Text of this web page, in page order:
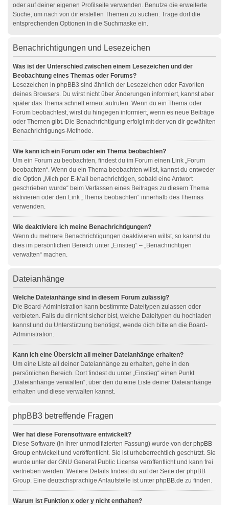
oder auf deiner eigenen Profilseite verwenden. Benutze die erweiterte
Suche, um nach von dir erstellen Themen zu suchen. Trage dort die
entsprechenden Optionen in die Suchmaske ein.
Benachrichtigungen und Lesezeichen
Was ist der Unterschied zwischen einem Lesezeichen und der
Beobachtung eines Themas oder Forums?
Lesezeichen in phpBB3 sind ähnlich der Lesezeichen oder Favoriten
deines Browsers. Du wirst nicht über Änderungen informiert, kannst aber
später das Thema schnell erneut aufrufen. Wenn du ein Thema oder
Forum beobachtest, wirst du hingegen informiert, wenn es neue Beiträge
oder Themen gibt. Die Benachrichtigung erfolgt mit der von dir gewählten
Benachrichtigungs-Methode.
Wie kann ich ein Forum oder ein Thema beobachten?
Um ein Forum zu beobachten, findest du im Forum einen Link „Forum
beobachten“. Wenn du ein Thema beobachten willst, kannst du entweder
die Option „Mich per E-Mail benachrichtigen, sobald eine Antwort
geschrieben wurde“ beim Verfassen eines Beitrages zu diesem Thema
aktivieren oder den Link „Thema beobachten“ innerhalb des Themas
verwenden.
Wie deaktiviere ich meine Benachrichtigungen?
Wenn du mehrere Benachrichtigungen deaktivieren willst, so kannst du
dies im persönlichen Bereich unter „Einstieg“ – „Benachrichtigen
verwalten“ machen.
Dateianhänge
Welche Dateianhänge sind in diesem Forum zulässig?
Die Board-Administration kann bestimmte Dateitypen zulassen oder
verbieten. Falls du dir nicht sicher bist, welche Dateitypen du hochladen
kannst und du Unterstützung benötigst, wende dich bitte an die Board-
Administration.
Kann ich eine Übersicht all meiner Dateianhänge erhalten?
Um eine Liste all deiner Dateianhänge zu erhalten, gehe in den
persönlichen Bereich. Dort findest du unter „Einstieg“ einen Punkt
„Dateianhänge verwalten“, über den du eine Liste deiner Dateianhänge
erhalten und diese verwalten kannst.
phpBB3 betreffende Fragen
Wer hat diese Forensoftware entwickelt?
Diese Software (in ihrer unmodifizierten Fassung) wurde von der phpBB
Group entwickelt und veröffentlicht. Sie ist urheberrechtlich geschützt. Sie
wurde unter der GNU General Public License veröffentlicht und kann frei
vertrieben werden. Weitere Details findest du auf der Seite der phpBB
Group. Eine deutschsprachige Anlaufstelle ist unter phpBB.de zu finden.
Warum ist Funktion x oder y nicht enthalten?